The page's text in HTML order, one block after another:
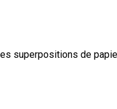
superpositions de